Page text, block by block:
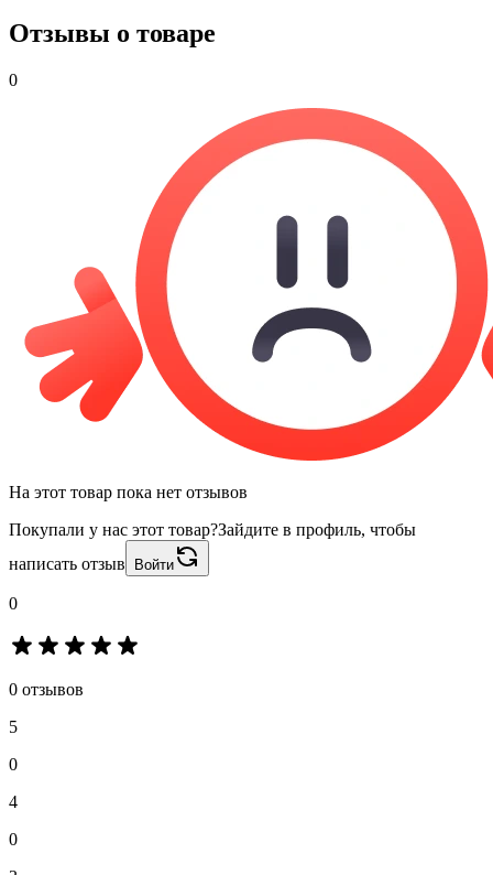
Отзывы о товаре
0
На этот товар пока нет отзывов
Покупали у нас этот товар?Зайдите в профиль, чтобы
написать отзыв
Войти
0
0 отзывов
5
0
4
0